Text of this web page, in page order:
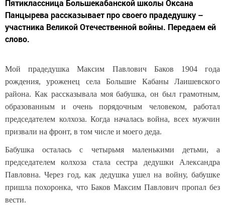
Пятиклассница Большекабанской школы Оксана
Панцырева рассказывает про своего прадедушку –
участника Великой Отечественной войны. Передаем ей
слово.
Мой прадедушка Максим Павлович Баков 1904 года
рождения, уроженец села Большие Кабаны Лаишевского
района. Как рассказывала моя бабушка, он был грамотным,
образованным и очень порядочным человеком, работал
председателем колхоза. Когда началась война, всех мужчин
призвали на фронт, в том числе и моего деда.
Бабушка осталась с четырьмя маленькими детьми, а
председателем колхоза стала сестра дедушки Александра
Павловна. Через год, как дедушка ушел на войну, бабушке
пришла похоронка, что Баков Максим Павлович пропал без
вести.